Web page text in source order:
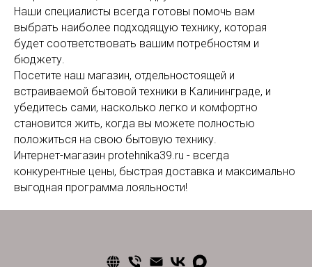
Наши специалисты всегда готовы помочь вам
выбрать наиболее подходящую технику, которая
будет соответствовать вашим потребностям и
бюджету.
Посетите наш магазин, отдельностоящей и
встраиваемой бытовой техники в Калининграде, и
убедитесь сами, насколько легко и комфортно
становится жить, когда вы можете полностью
положиться на свою бытовую технику.
Интернет-магазин protehnika39.ru - всегда
конкурентные цены, быстрая доставка и максимально
выгодная программа лояльности!